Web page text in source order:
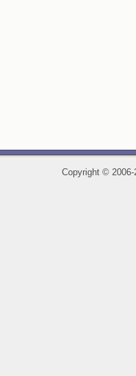
Copyright ©